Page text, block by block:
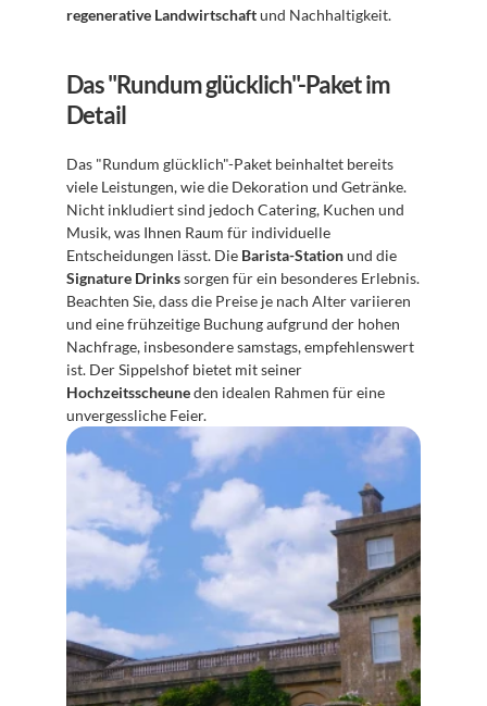
regenerative Landwirtschaft und Nachhaltigkeit.
Das "Rundum glücklich"-Paket im
Detail
Das "Rundum glücklich"-Paket beinhaltet bereits
viele Leistungen, wie die Dekoration und Getränke.
Nicht inkludiert sind jedoch Catering, Kuchen und
Musik, was Ihnen Raum für individuelle
Entscheidungen lässt. Die Barista-Station
Signature Drinks sorgen für ein besonderes Erlebnis.
Beachten Sie, dass die Preise je nach Alter variieren
und eine frühzeitige Buchung aufgrund der hohen
Nachfrage, insbesondere samstags, empfehlenswert
Hochzeitsscheune den idealen Rahmen für eine
unvergessliche Feier.